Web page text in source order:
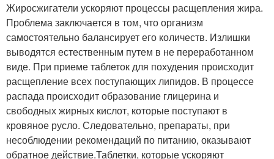
Жиросжигатели ускоряют процессы расщепления жира.
Проблема заключается в том, что организм
самостоятельно балансирует его количеств. Излишки
выводятся естественным путем в не переработанном
виде. При приеме таблеток для похудения происходит
расщепление всех поступающих липидов. В процессе
распада происходит образование глицерина и
свободных жирных кислот, которые поступают в
кровяное русло. Следовательно, препараты, при
несоблюдении рекомендаций по питанию, оказывают
обратное действие.Таблетки, которые ускоряют